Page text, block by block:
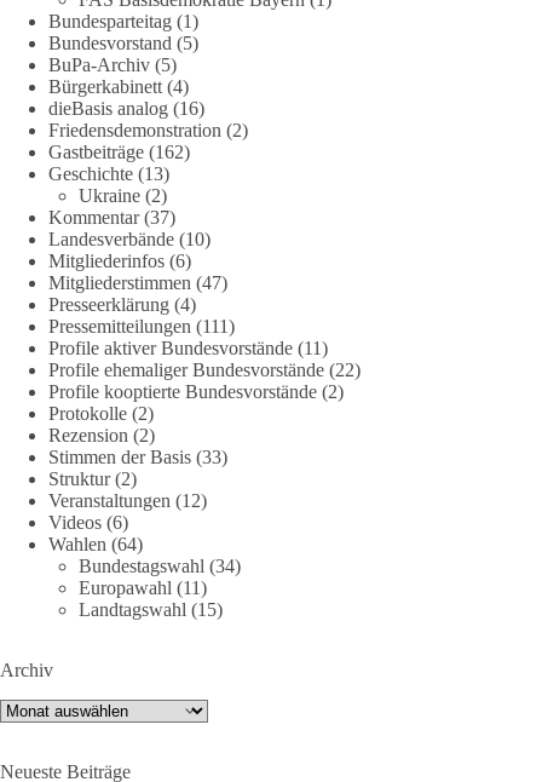
Grundrechte in einer demokratischen Gesellschaft künftig
miteinander in Einklang gebracht werden können.
#dieBasis #natur #grundrechte
7 8
DieBasis
1 Tag zuvor
Jetzt dieBasis Sachsen-Anhalt unterstützen!
Die Landtagswahl 2026 in Sachsen-Anhalt findet am 6.
September statt. Die Inhalte stehen – jetzt müssen sie gesehen,
geteilt und diskutiert werden.
Folge unseren Kanälen:
Facebook:
https://www.facebook.com/groups/diebasissachsenanhalt/
Instragram:
https://www.instagram.com/die_basis_sachsen_anhalt/
Tiktok: https://www.tiktok.com/@diebasis_sachsenanhalt
🟩🟩🟦🟦🟥🟥🟧🟧
Bundesparteitag (1)
Bundesvorstand (5)
BuPa-Archiv (5)
Bürgerkabinett (4)
dieBasis analog (16)
Friedensdemonstration (2)
Gastbeiträge (162)
Geschichte (13)
Ukraine (2)
Kommentar(37)
Landesverbände (10)
Mitgliederinfos (6)
Mitgliederstimmen (47)
Presseerklärung (4)
Pressemitteilungen (111)
Profile aktiver Bundesvorstände (11)
Profile ehemaliger Bundesvorstände (22)
Profile kooptierte Bundesvorstände (2)
Protokolle (2)
Rezension (2)
Stimmen der Basis (33)
Struktur(2)
Veranstaltungen (12)
Videos (6)
Wahlen (64)
Bundestagswahl (34)
Europawahl (11)
Landtagswahl (15)
Archiv
Archiv
Neueste Beiträge